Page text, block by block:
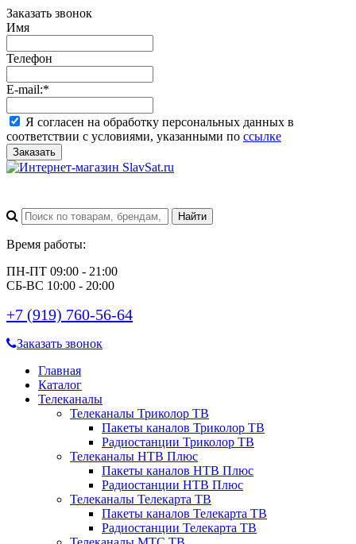
Заказать звонок
Имя
Телефон
E-mail:*
Я согласен на обработку персональных данных в
соответствии с условиями, указанными по ссылке
Заказать
Время работы:
ПН-ПТ 09:00 - 21:00
СБ-ВС 10:00 - 20:00
+7 (919) 760-56-64
Заказать звонок
Главная
Каталог
Телеканалы
Телеканалы Триколор ТВ
Пакеты каналов Триколор ТВ
Радиостанции Триколор ТВ
Телеканалы НТВ Плюс
Пакеты каналов НТВ Плюс
Радиостанции НТВ Плюс
Телеканалы Телекарта ТВ
Пакеты каналов Телекарта ТВ
Радиостанции Телекарта ТВ